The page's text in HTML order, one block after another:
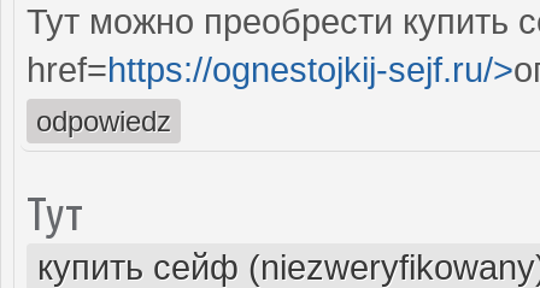
Тут можно преобрести купить
href=https://ognestojkij-sejf.ru/>
odpowiedz
Тут
купить сейф